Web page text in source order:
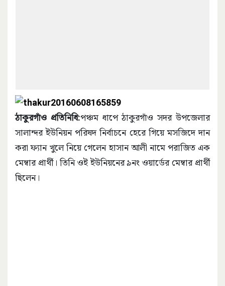
ঠাকুরগাঁও প্রতিনিধি:পঞ্চম ধাপে ঠাকুরগাঁও সদর উপজেলার
সালান্দর ইউনিয়ন পরিষদ নির্বাচনে হেরে গিয়ে মসজিদে দান
করা ফ্যান খুলে নিয়ে গেলেন হাসান আলী নামে পরাজিত এক
মেম্বার প্রার্থী। তিনি ওই ইউনিয়নের ৯নং ওয়ার্ডের মেম্বার প্রার্থী
ছিলেন।